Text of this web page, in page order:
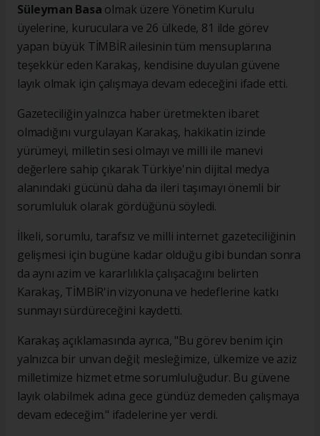
Süleyman Basa olmak üzere Yönetim Kurulu
üyelerine, kuruculara ve 26 ülkede, 81 ilde görev
yapan büyük TİMBİR ailesinin tüm mensuplarına
teşekkür eden Karakaş, kendisine duyulan güvene
layık olmak için çalışmaya devam edeceğini ifade etti.
Gazeteciliğin yalnızca haber üretmekten ibaret
olmadığını vurgulayan Karakaş, hakikatin izinde
yürümeyi, milletin sesi olmayı ve milli ile manevi
değerlere sahip çıkarak Türkiye'nin dijital medya
alanındaki gücünü daha da ileri taşımayı önemli bir
sorumluluk olarak gördüğünü söyledi.
İlkeli, sorumlu, tarafsız ve milli internet gazeteciliğinin
gelişmesi için bugüne kadar olduğu gibi bundan sonra
da aynı azim ve kararlılıkla çalışacağını belirten
Karakaş, TİMBİR'in vizyonuna ve hedeflerine katkı
sunmayı sürdüreceğini kaydetti.
Karakaş açıklamasında ayrıca, "Bu görev benim için
yalnızca bir unvan değil; mesleğimize, ülkemize ve aziz
milletimize hizmet etme sorumluluğudur. Bu güvene
layık olabilmek adına gece gündüz demeden çalışmaya
devam edeceğim." ifadelerine yer verdi.